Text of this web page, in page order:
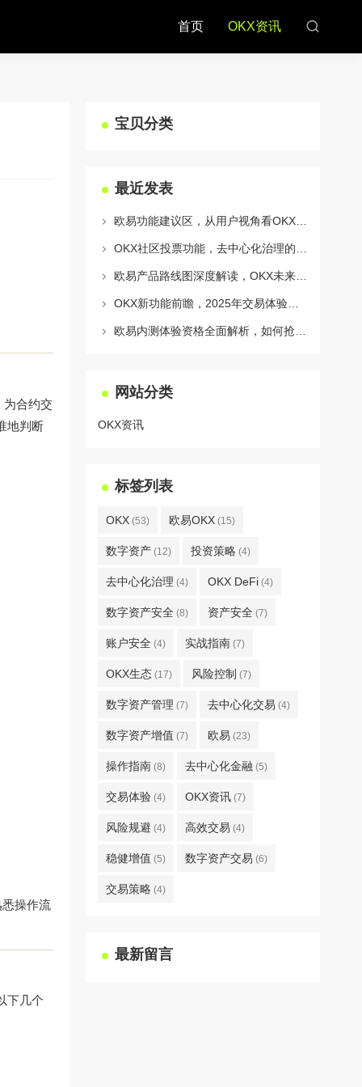
首页 OKX资讯
为合约交
地判断
操作流
下几个
宝贝分类
最近发表
网站分类
OKX资讯
标签列表
OKX (53) 欧易OKX (15)
数字资产 (12) 投资策略 (4)
去中心化治理 (4) OKX DeFi (4)
数字资产安全 (8) 资产安全 (7)
账户安全 (4) 实战指南 (7)
OKX生态 (17) 风险控制 (7)
数字资产管理 (7) 去中心化交易 (4)
数字资产增值 (7) 欧易 (23)
操作指南 (8) 去中心化金融 (5)
交易体验 (4) OKX资讯 (7)
风险规避 (4) 高效交易 (4)
稳健增值 (5) 数字资产交易 (6)
交易策略 (4)
最新留言